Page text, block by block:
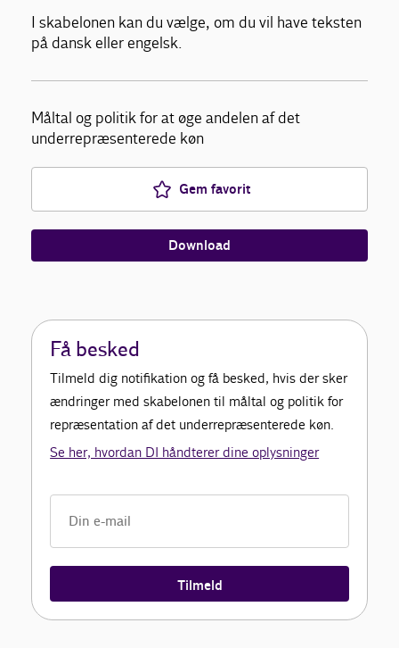
I skabelonen kan du vælge, om du vil have teksten
på dansk eller engelsk.
Måltal og politik for at øge andelen af det
underrepræsenterede køn
Gem favorit
Download
Få besked
Tilmeld dig notifikation og få besked, hvis der sker
ændringer med skabelonen til måltal og politik for
repræsentation af det underrepræsenterede køn.
Se her, hvordan DI håndterer dine oplysninger
Tilmeld